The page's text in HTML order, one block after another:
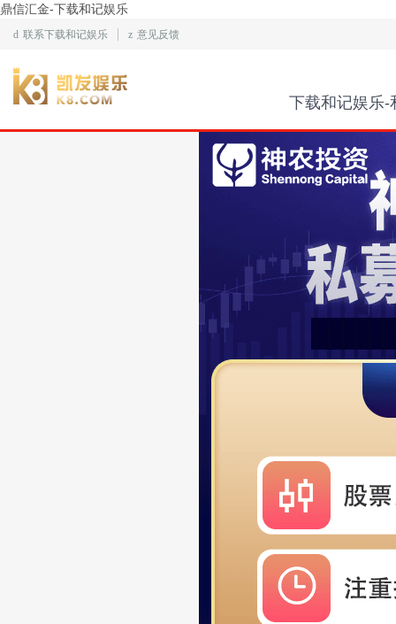
鼎信汇金-下载和记娱乐
d 联系下载和记娱乐 z 意见反馈
下载和记娱乐-